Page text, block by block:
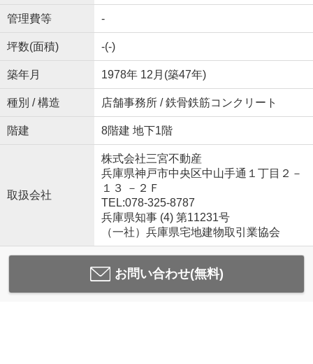
管理費等 -
坪数(面積) -(-)
築年月 1978年 12月(築47年)
種別 / 構造 店舗事務所 / 鉄骨鉄筋コンクリート
階建 8階建 地下1階
取扱会社
株式会社三宮不動産
兵庫県神戸市中央区中山手通１丁目２－
１３ －２Ｆ
TEL:078-325-8787
兵庫県知事 (4) 第11231号
（一社）兵庫県宅地建物取引業協会
お問い合わせ(無料)